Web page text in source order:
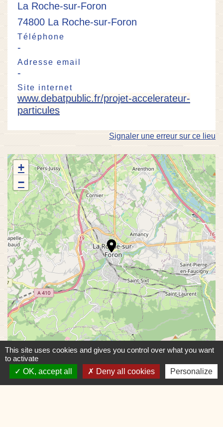
La Roche-sur-Foron
74800 La Roche-sur-Foron
Téléphone
-
Adresse email
-
Site internet
www.debatpublic.fr/projet-accelerateur-
particules
Signaler une erreur sur ce lieu
location_on
+
−
Leaflet
© OpenStreetMap
This site uses cookies and gives you control over what you want
to activate
OK, accept all
Deny all cookies Personalize